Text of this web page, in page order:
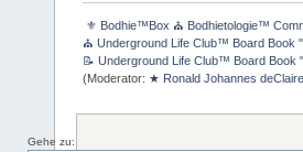
⚜ Bodhie™Box ⛪ Bodhietologie™
⛪ Underground Life Club™ Board Book
📝 Underground Life Club™ Board
(Moderator: ★ Ronald Johannes
Gehe zu: